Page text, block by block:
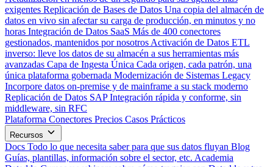
exigentes Replicación de Bases de Datos Una copia del almacén de
datos en vivo sin afectar su carga de producción, en minutos y no
horas Integración de Datos SaaS Más de 400 conectores
gestionados, mantenidos por nosotros Activación de Datos ETL
inverso: lleve los datos de su almacén a sus herramientas más
avanzadas Capa de Ingesta Única Cada origen, cada patrón, una
única plataforma gobernada Modernización de Sistemas Legacy
Incorpore datos on-premise y de mainframe a su stack moderno
Replicación de Datos SAP Integración rápida y conforme, sin
middleware, sin RFC
Plataforma Conectores Precios Casos Prácticos
Recursos
Docs Todo lo que necesita saber para que sus datos fluyan Blog
Guías, plantillas, información sobre el sector, etc. Academia